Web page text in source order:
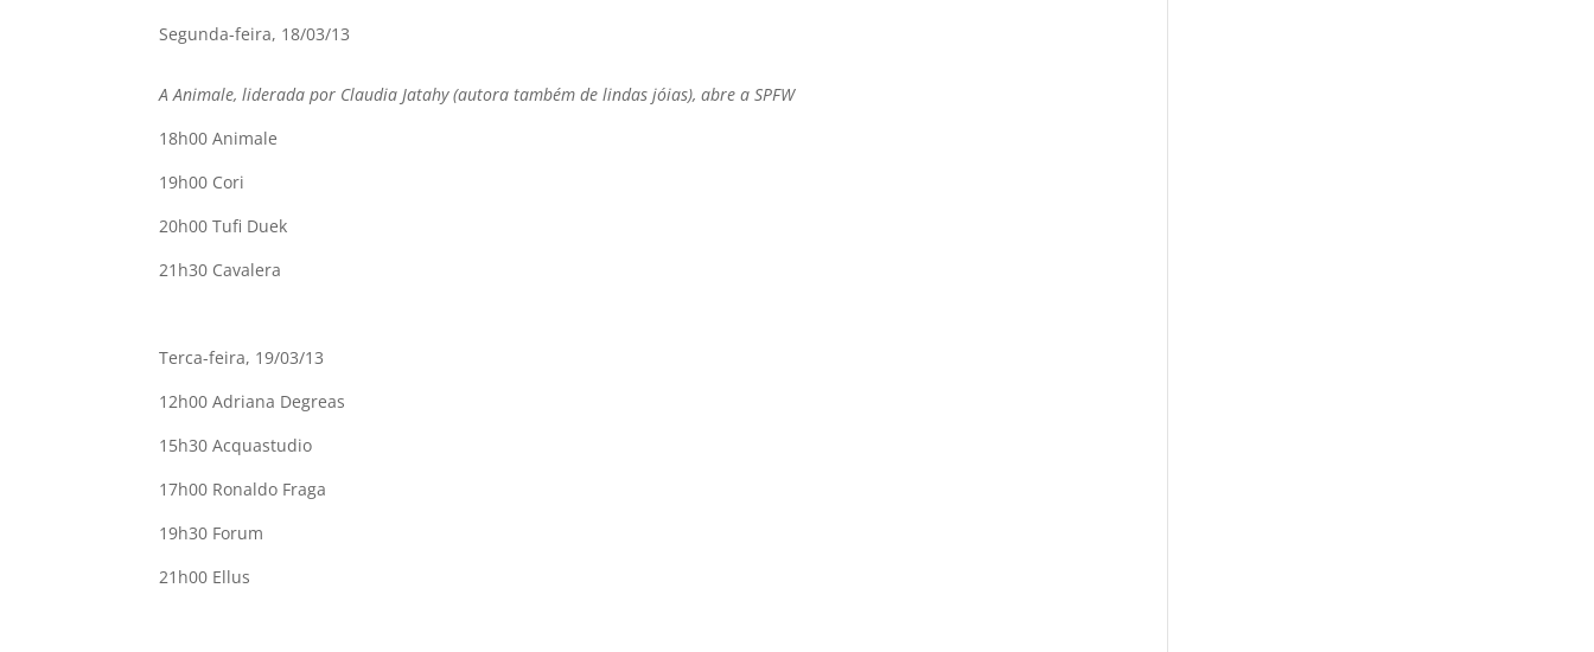
Segunda-feira, 18/03/13
A Animale, liderada por Claudia Jatahy (autora também de lindas jóias), abre a SPFW
18h00 Animale
19h00 Cori
20h00 Tufi Duek
21h30 Cavalera
Terca-feira, 19/03/13
12h00 Adriana Degreas
15h30 Acquastudio
17h00 Ronaldo Fraga
19h30 Forum
21h00 Ellus